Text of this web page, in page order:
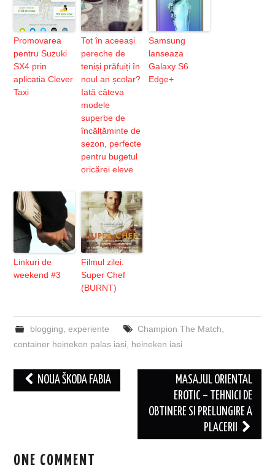
Promovarea
pentru Suzuki
SX4 prin
aplicatia Clever
Taxi
Tot în aceeași
pereche de
teniși prăfuiți în
noul an școlar?
Iată câteva
modele
superbe de
încălțăminte de
sezon, perfecte
pentru bugetul
oricărei eleve
Samsung
lanseaza
Galaxy S6
Edge+
Linkuri de
weekend #3
Filmul zilei:
Super Chef
(BURNT)
blogging experiente Champion The Match
container heineken palas iasi
heineken iasi
Post
navigation
NOUA ŠKODA FABIA
MASAJUL ORIENTAL
EROTIC – TEHNICI DE
OBTINERE SI PRELUNGIRE A
PLACERII
ONE COMMENT